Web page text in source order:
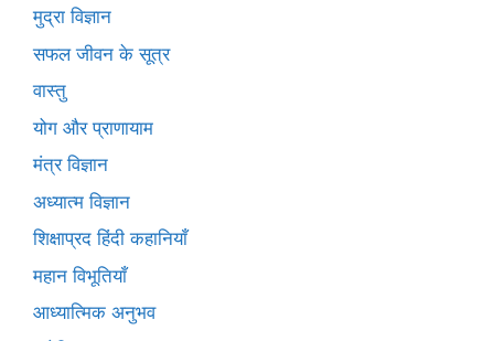
मुद्रा विज्ञान
सफल जीवन के सूत्र
वास्तु
योग और प्राणायाम
मंत्र विज्ञान
अध्यात्म विज्ञान
शिक्षाप्रद हिंदी कहानियाँ
महान विभूतियाँ
आध्यात्मिक अनुभव